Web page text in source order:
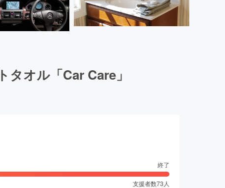
オル「Car Care」
終了
支援者数73 人